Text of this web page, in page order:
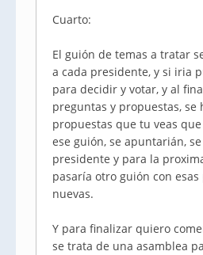
Cuarto:
El guión de temas a tratar
a cada presidente, y si iria
para decidir y votar, y al
preguntas y propuestas, se
propuestas que tu veas
ese guión, se apuntarián,
presidente y para la
pasaría otro guión con
nuevas.
Y para finalizar quiero
se trata de una asamblea